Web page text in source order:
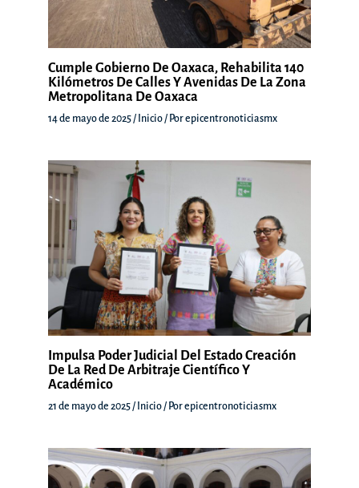
Cumple Gobierno De Oaxaca, Rehabilita 140
Kilómetros De Calles Y Avenidas De La Zona
Metropolitana De Oaxaca
14 de mayo de 2025/ Inicio/ Porepicentronoticiasmx
Impulsa Poder Judicial Del Estado Creación
De La Red De Arbitraje Científico Y
Académico
21 de mayo de 2025 / Inicio / Porepicentronoticiasmx